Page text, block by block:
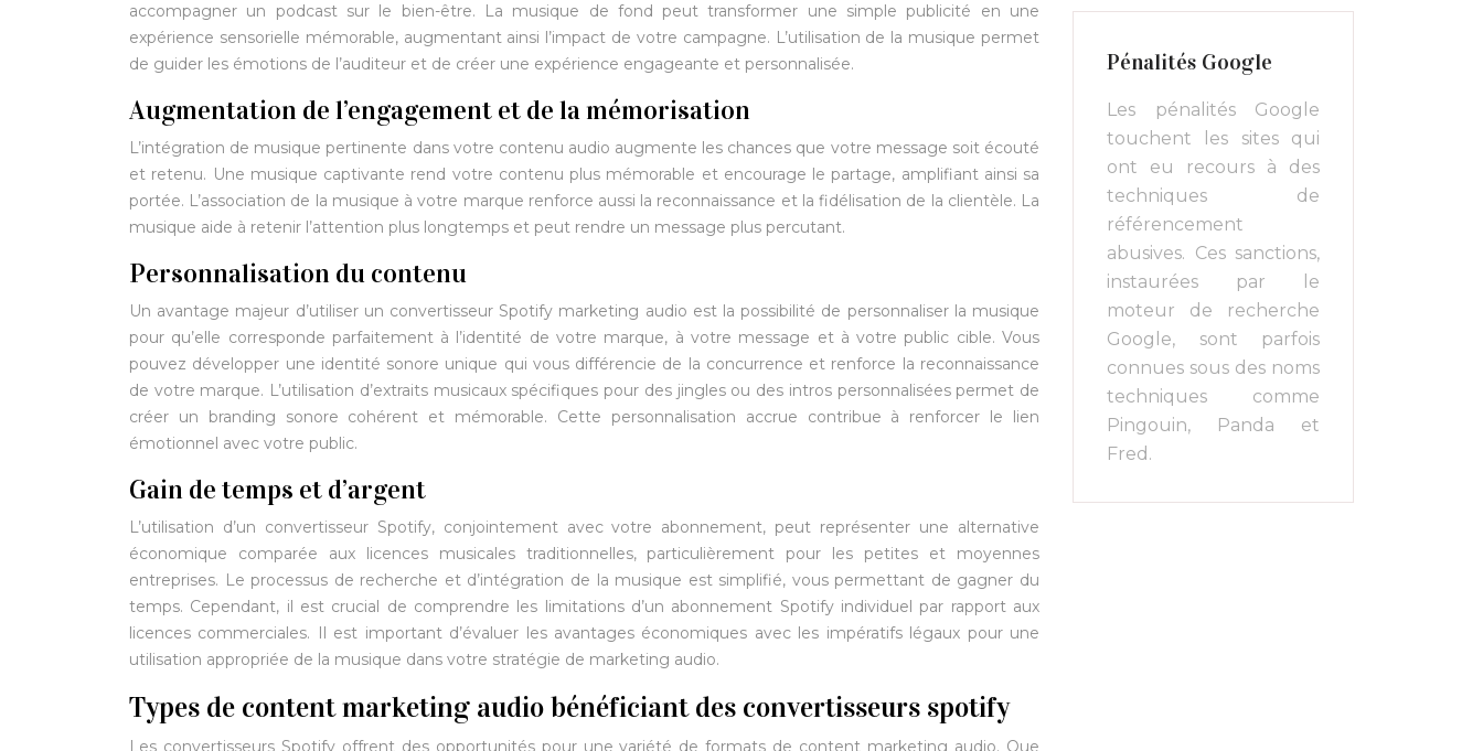
accompagner un podcast sur le bien-être. La musique de fond peut transformer une simple publicité en une
expérience sensorielle mémorable, augmentant ainsi l’impact de votre campagne. L’utilisation de la musique permet
de guider les émotions de l’auditeur et de créer une expérience engageante et personnalisée.
Augmentation de l’engagement et de la mémorisation
L’intégration de musique pertinente dans votre contenu audio augmente les chances que votre message soit écouté
et retenu. Une musique captivante rend votre contenu plus mémorable et encourage le partage, amplifiant ainsi sa
portée. L’association de la musique à votre marque renforce aussi la reconnaissance et la fidélisation de la clientèle. La
musique aide à retenir l’attention plus longtemps et peut rendre un message plus percutant.
Personnalisation du contenu
Un avantage majeur d’utiliser un convertisseur Spotify marketing audio est la possibilité de personnaliser la musique
pour qu’elle corresponde parfaitement à l’identité de votre marque, à votre message et à votre public cible. Vous
pouvez développer une identité sonore unique qui vous différencie de la concurrence et renforce la reconnaissance
de votre marque. L’utilisation d’extraits musicaux spécifiques pour des jingles ou des intros personnalisées permet de
créer un branding sonore cohérent et mémorable. Cette personnalisation accrue contribue à renforcer le lien
émotionnel avec votre public.
Gain de temps et d’argent
L’utilisation d’un convertisseur Spotify, conjointement avec votre abonnement, peut représenter une alternative
économique comparée aux licences musicales traditionnelles, particulièrement pour les petites et moyennes
entreprises. Le processus de recherche et d’intégration de la musique est simplifié, vous permettant de gagner du
temps. Cependant, il est crucial de comprendre les limitations d’un abonnement Spotify individuel par rapport aux
licences commerciales. Il est important d’évaluer les avantages économiques avec les impératifs légaux pour une
utilisation appropriée de la musique dans votre stratégie de marketing audio.
Types de content marketing audio bénéficiant des convertisseurs spotify
Les convertisseurs Spotify offrent des opportunités pour une variété de formats de content marketing audio. Que
Pénalités Google
Les pénalités Google
touchent les sites qui
ont eu recours à des
techniques de
référencement
abusives. Ces sanctions,
instaurées par le
moteur de recherche
Google, sont parfois
connues sous des noms
techniques comme
Pingouin, Panda et
Fred.